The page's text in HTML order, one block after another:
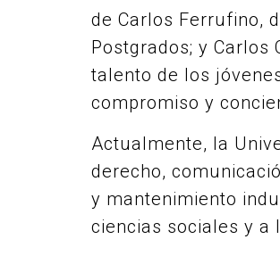
de Carlos Ferrufino,
Postgrados; y
talento de los
compromiso y
Actualmente, la
derecho,
y mantenimiento
ciencias sociales y a